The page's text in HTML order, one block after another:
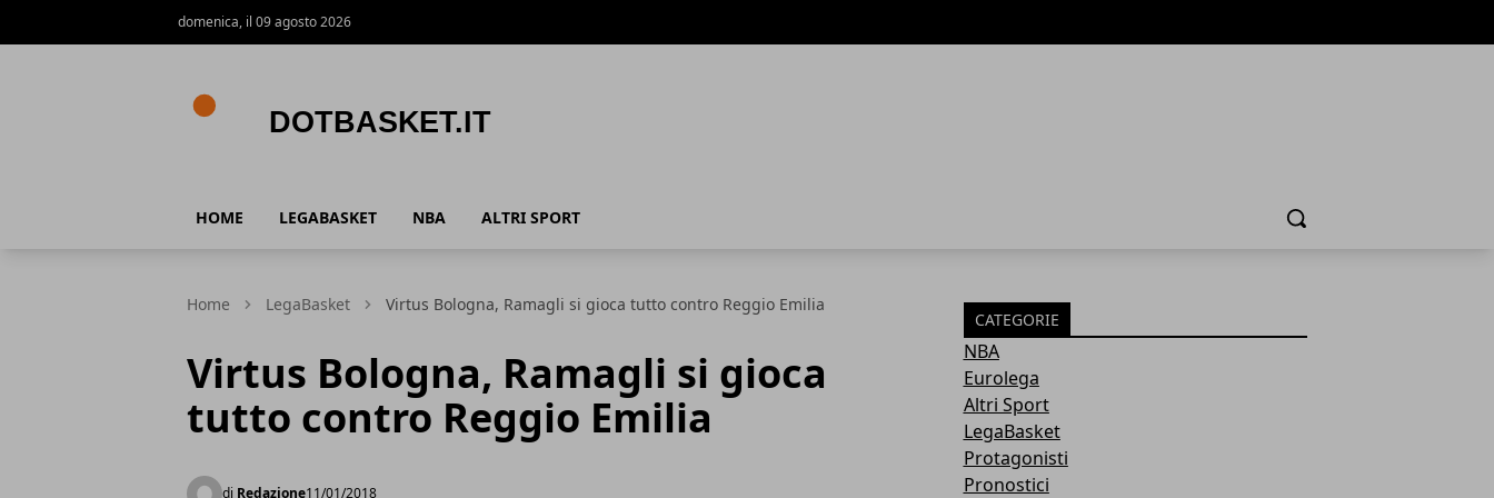
domenica, il 09 agosto 2026
HOME LEGABASKET NBA ALTRI SPORT Cerca
Home LegaBasket Virtus Bologna, Ramagli si gioca tutto contro Reggio Emilia
Virtus Bologna, Ramagli si gioca
tutto contro Reggio Emilia
di Redazione11/01/2018
CATEGORIE
NBA
Eurolega
Altri Sport
LegaBasket
Protagonisti
Pronostici